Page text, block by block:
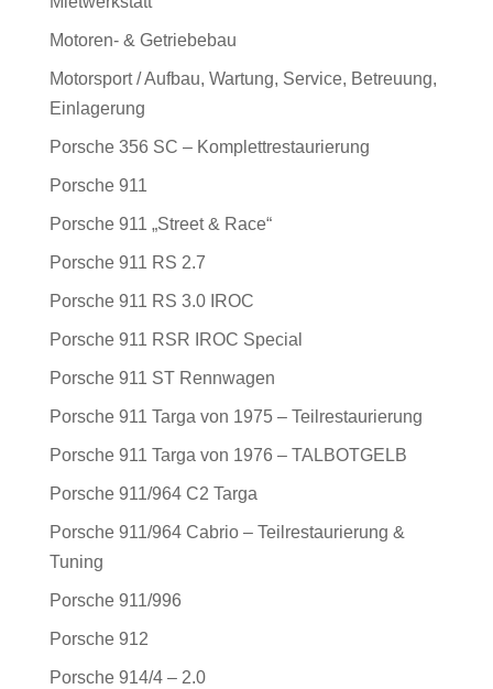
Motoren- & Getriebebau
Motorsport / Aufbau, Wartung, Service, Betreuung,
Einlagerung
Porsche 356 SC – Komplettrestaurierung
Porsche 911
Porsche 911 „Street & Race“
Porsche 911 RS 2.7
Porsche 911 RS 3.0 IROC
Porsche 911 RSR IROC Special
Porsche 911 ST Rennwagen
Porsche 911 Targa von 1975 – Teilrestaurierung
Porsche 911 Targa von 1976 – TALBOTGELB
Porsche 911/964 C2 Targa
Porsche 911/964 Cabrio – Teilrestaurierung &
Tuning
Porsche 911/996
Porsche 912
Porsche 914/4 – 2.0